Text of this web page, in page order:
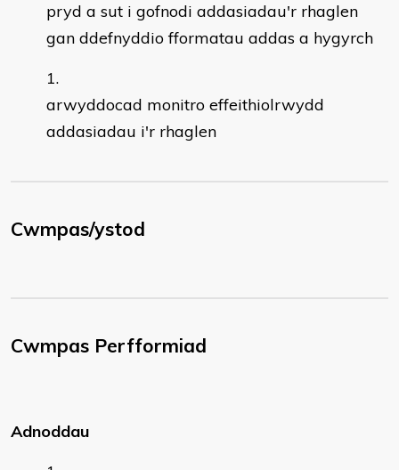
pryd a sut i gofnodi addasiadau'r rhaglen
gan ddefnyddio fformatau addas a hygyrch
arwyddocad monitro effeithiolrwydd
addasiadau i'r rhaglen
Cwmpas/ystod
Cwmpas Perfformiad
Adnoddau